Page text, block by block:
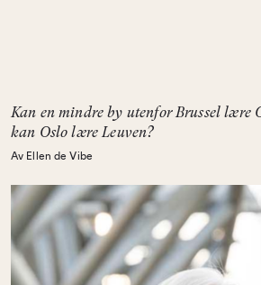
Kan en mindre by utenfor Brussel lære
kan Oslo lære Leuven?
Av Ellen de Vibe